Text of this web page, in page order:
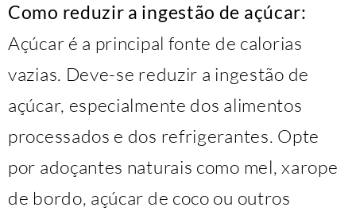
Como reduzir a ingestão de açúcar:
Açúcar é a principal fonte de calorias
vazias. Deve-se reduzir a ingestão de
açúcar, especialmente dos alimentos
processados ​​e dos refrigerantes. Opte
por adoçantes naturais como mel, xarope
de bordo, açúcar de coco ou outros